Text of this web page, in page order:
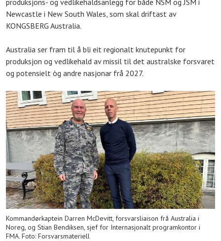
produksjons- og vedlikehaldsanlegg for både NSM og JSM i
Newcastle i New South Wales, som skal driftast av
KONGSBERG Australia.
Australia ser fram til å bli eit regionalt knutepunkt for
produksjon og vedlikehald av missil til det australske forsvaret
og potensielt òg andre nasjonar frå 2027.
Kommandørkaptein Darren McDevitt, forsvarsliaison frå Australia i
Noreg, og Stian Bendiksen, sjef for Internasjonalt programkontor i
FMA. Foto: Forsvarsmateriell